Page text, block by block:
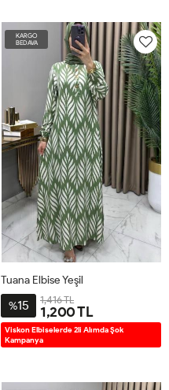
KARGO
BEDAVA
2BD38-
40
3BD42-
44
4BD46-
48
5BD50-
52
Tuana Elbise Yeşil
%15 1,416 TL
1,200 TL
Viskon Elbiselerde 2li Alımda Şok
Kampanya